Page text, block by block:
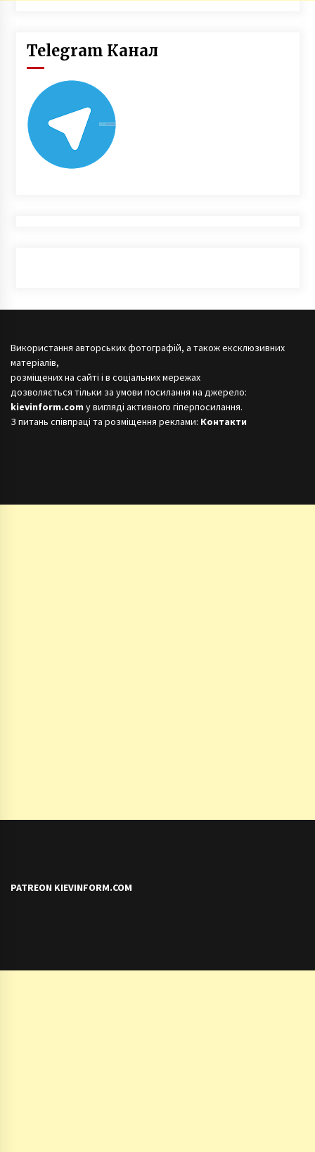
Telegram Канал
Використання авторських фотографій, а також ексклюзивних
матеріалів,
розміщених на сайті і в соціальних мережах
дозволяється тільки за умови посилання на джерело:
kievinform.com у вигляді активного гіперпосилання.
З питань співпраці та розміщення реклами: Контакти
PATREON KIEVINFORM.COM